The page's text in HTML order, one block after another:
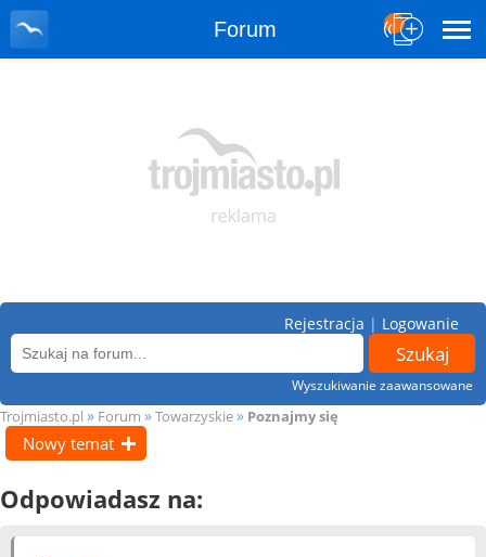
Forum
Wyszukiwanie zaawansowane
Rejestracja | Logowanie
Trojmiasto.pl » Forum » Towarzyskie» Poznajmy się
Nowy temat
Odpowiadasz na: